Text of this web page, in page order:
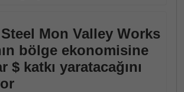
Mon Valley Works
bölge ekonomisine
$ katkı yaratacağını